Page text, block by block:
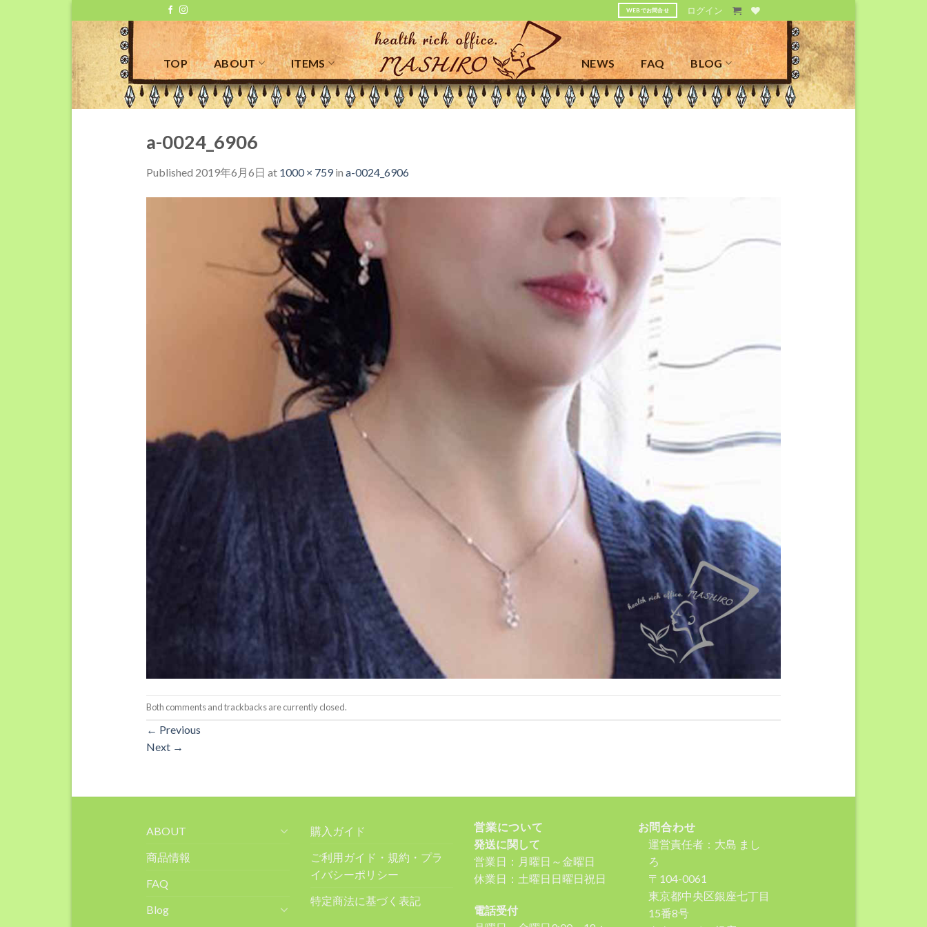
content
WEBでお問合せ ログイン
TOP ABOUT ITEMS NEWS FAQ BLOG
a-0024_6906
Published 2019年6月6日 at 1000 × 759in a-0024_6906
Both comments and trackbacks are currently closed.
← Previous
Next →
ABOUT
商品情報
FAQ
Blog
購入ガイド
ご利用ガイド・規約・プラ
イバシーポリシー
特定商法に基づく表記
営業について
発送に関して
営業日：月曜日～金曜日
休業日：土曜日日曜日祝日
電話受付
お問合わせ
運営責任者：大島 まし
ろ
〒104-0061
東京都中央区銀座七丁目
15番8号